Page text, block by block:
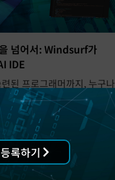
넘어서: Windsurf가
IDE
된 프로그래머까지, 누구나
빠르고 효율적으로 개발할
의 혁신적인 기능을 직접
Windsurf
록하기